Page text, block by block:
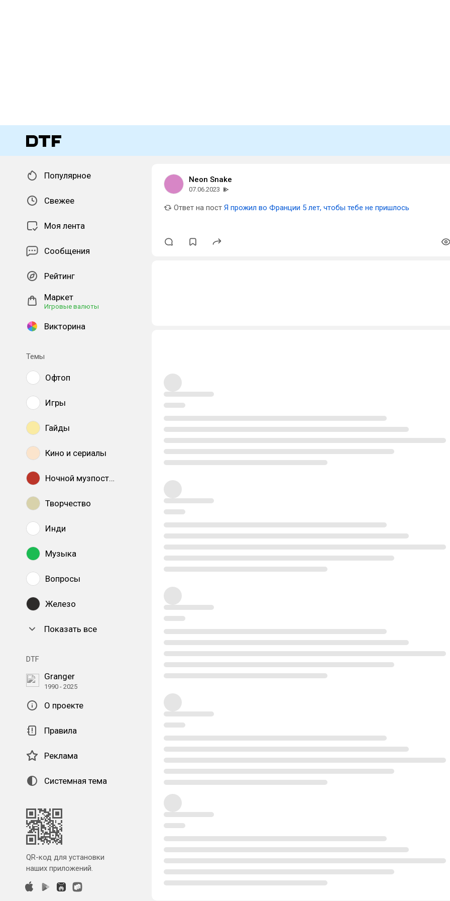
Популярное
Свежее
Моя лента
Сообщения
Рейтинг
Маркет
Игровые валюты
Викторина
Темы
Офтоп
Игры
Гайды
Кино и сериалы
Ночной музпостинг
Творчество
Инди
Музыка
Вопросы
Железо
Показать все
DTF
Granger
1990 - 2025
О проекте
Правила
Реклама
Системная тема
QR-код для установки
наших приложений.
Neon Snake
07.06.2023
Ответ на пост Я прожил во Франции 5 лет, чтобы тебе не пришлось